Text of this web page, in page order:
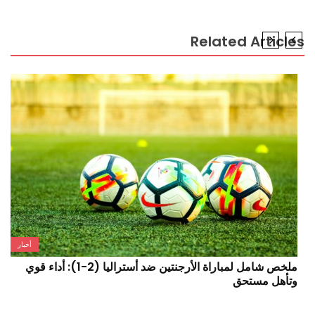
Related
أخبار
ملخص شامل لمباراة الأرجنتين ضد أستراليا (2-1): أداء قوي
مستحق